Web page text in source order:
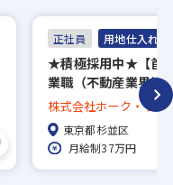
正社員 用地仕入れ
★積極採用中★【首
業職（不動産業界経
年収700万◆年収
◆顧客関係構築にフ
営業★実績により早
能！
株式会社ホーク・ワン
東京都杉並区
月給制37万円